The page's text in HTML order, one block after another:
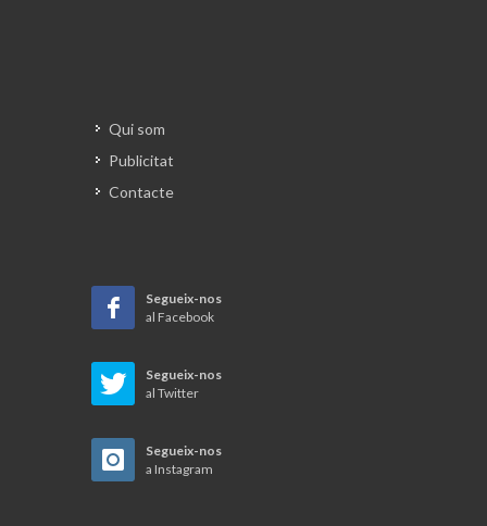
Qui som
Publicitat
Contacte
Segueix-nos
al Facebook
Segueix-nos
al Twitter
Segueix-nos
a Instagram